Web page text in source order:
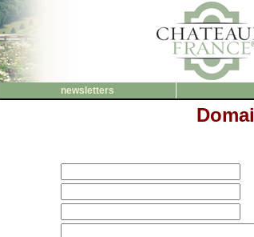
newsletters